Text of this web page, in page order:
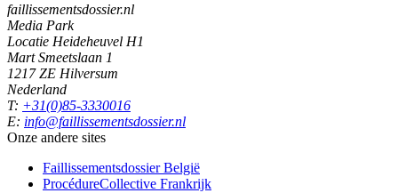
faillissementsdossier.nl
Media Park
Locatie Heideheuvel H1
Mart Smeetslaan 1
1217 ZE Hilversum
Nederland
T: +31(0)85-3330016
E: info@faillissementsdossier.nl
Onze andere sites
Faillissementsdossier België
ProcédureCollective Frankrijk